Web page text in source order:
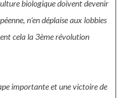
biologique doivent devenir
n’en déplaise aux lobbies
cela la 3ème révolution
importante et une victoire de